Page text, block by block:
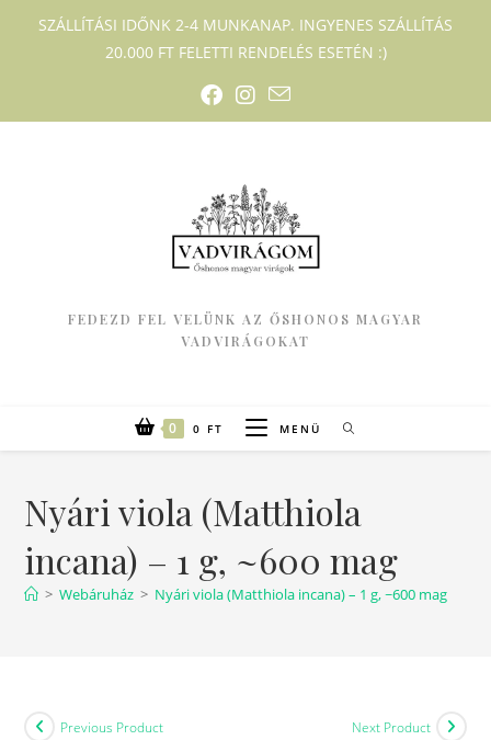
SZÁLLÍTÁSI IDŐNK 2-4 MUNKANAP. INGYENES SZÁLLÍTÁS
20.000 FT FELETTI RENDELÉS ESETÉN :)
FEDEZD FEL VELÜNK AZ ŐSHONOS MAGYAR
VADVIRÁGOKAT
0 0 FT MENÜ
Nyári viola (Matthiola
incana) – 1 g, ~600 mag
> Webáruház > Nyári viola (Matthiola incana) – 1 g, ~600 mag
Previous Product Next Product